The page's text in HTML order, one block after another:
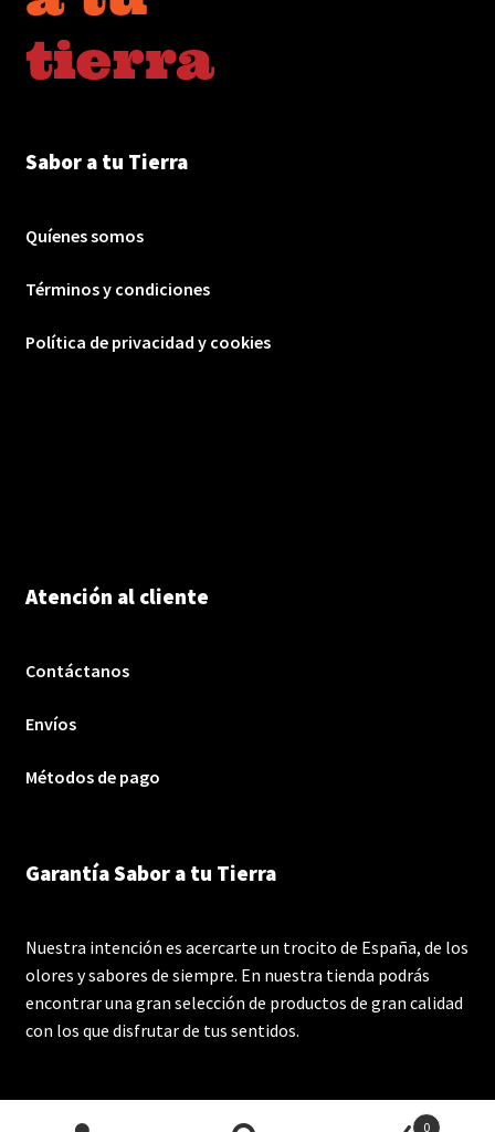
Sabor a tu Tierra
Quíenes somos
Términos y condiciones
Política de privacidad y cookies
Atención al cliente
Contáctanos
Envíos
Métodos de pago
Garantía Sabor a tu Tierra
Nuestra intención es acercarte un trocito de España, de los
olores y sabores de siempre. En nuestra tienda podrás
encontrar una gran selección de productos de gran calidad
con los que disfrutar de tus sentidos.
0